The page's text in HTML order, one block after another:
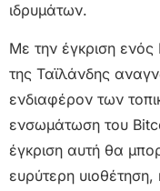
ιδρυμάτων.
Με την έγκριση ενός
της Ταϊλάνδης
ενδιαφέρον των
ενσωμάτωση του
έγκριση αυτή θα
ευρύτερη